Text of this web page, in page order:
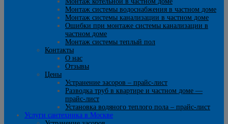
Монтаж системы водоснабжения в частном доме
Монтаж системы канализации в частном доме
Ошибки при монтаже системы канализации в
частном доме
Монтаж системы теплый пол
Контакты
О нас
Отзывы
Цены
Устранение засоров – прайс-лист
Разводка труб в квартире и частном доме —
прайс-лист
Установка водяного теплого пола – прайс-лист
Услуги сантехника в Москве